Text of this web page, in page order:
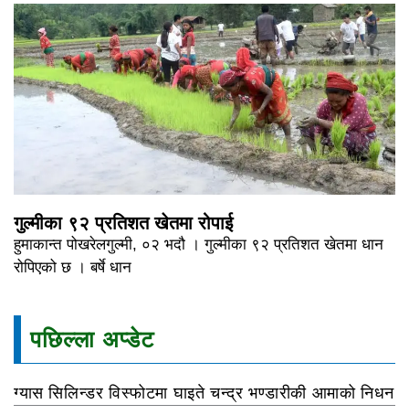
गुल्मीका ९२ प्रतिशत खेतमा रोपाई
हुमाकान्त पोखरेलगुल्मी, ०२ भदौ । गुल्मीका ९२ प्रतिशत खेतमा धान
रोपिएको छ । बर्षे धान
पछिल्ला अप्डेट
ग्यास सिलिन्डर विस्फोटमा घाइते चन्द्र भण्डारीकी आमाको निधन